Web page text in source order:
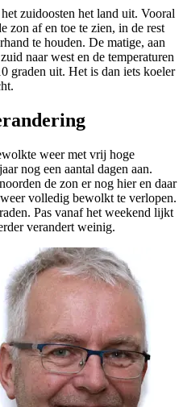
zuidoosten het land uit. Vooral
zon af en toe te zien, in de rest
te houden. De matige, aan
naar west en de temperaturen
graden uit. Het is dan iets koeler
weer met vrij hoge
nog een aantal dagen aan.
de zon er nog hier en daar
volledig bewolkt te verlopen.
Pas vanaf het weekend lijkt
verandert weinig.